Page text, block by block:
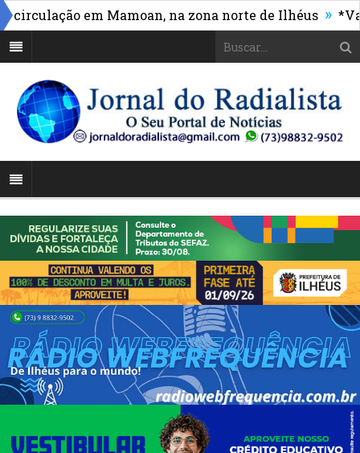
em Mamoan, na zona norte de Ilhéus » *Vasco